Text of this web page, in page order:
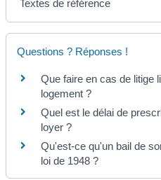
Textes de référence
Questions ? Réponses !
Que faire en cas de litige
logement ?
Quel est le délai de
loyer ?
Qu'est-ce qu'un bail de
loi de 1948 ?